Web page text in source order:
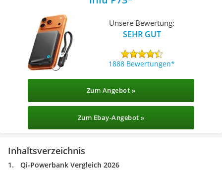
Unsere Bewertung:
SEHR GUT
1888 Bewertungen
Zum Angebot »
Zum Ebay-Angebot »
Inhaltsverzeichnis
Qi-Powerbank Vergleich 2026